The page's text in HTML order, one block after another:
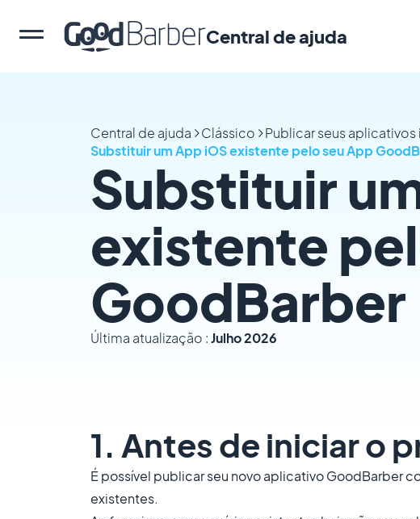
Central de ajuda
Central de ajuda Clássico Publicar seus aplicativos
Substituir um App iOS existente pelo seu App
Substituir
existente
GoodBarber
Última atualização :Julho 2026
1. Antes de iniciar o
É possível publicar seu novo aplicativo GoodBarber
existentes.